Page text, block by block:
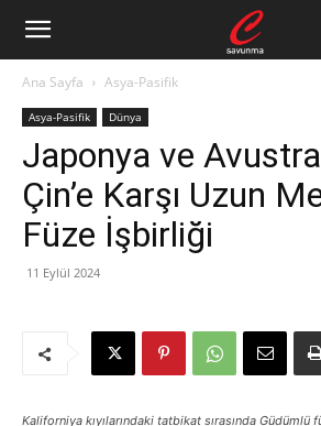
Ana Sayfa Asya-Pasifik
Asya-Pasifik Dünya
Japonya ve
Çin’e Karşı Uzun
Füze İşbirliği
11 Eylül 2024
Kaliforniya kıyılarındaki tatbikat sırasında Güdümlü